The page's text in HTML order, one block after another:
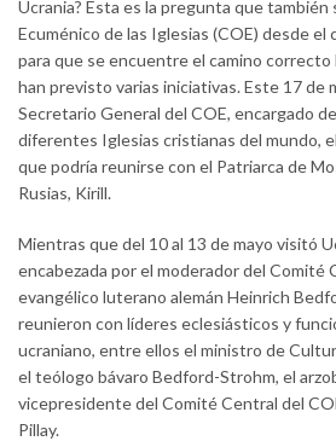
Ucrania? Esta es la pregunta que también
Ecuménico de las Iglesias (COE) desde el
para que se encuentre el camino correcto
han previsto varias iniciativas. Este 17 de
Secretario General del COE, encargado
diferentes Iglesias cristianas del mundo,
que podría reunirse con el Patriarca de
Rusias, Kirill.
Mientras que del 10 al 13 de mayo visitó
encabezada por el moderador del Comité
evangélico luterano alemán Heinrich
reunieron con líderes eclesiásticos y
ucraniano, entre ellos el ministro de
el teólogo bávaro Bedford-Strohm, el
vicepresidente del Comité Central del
Pillay.